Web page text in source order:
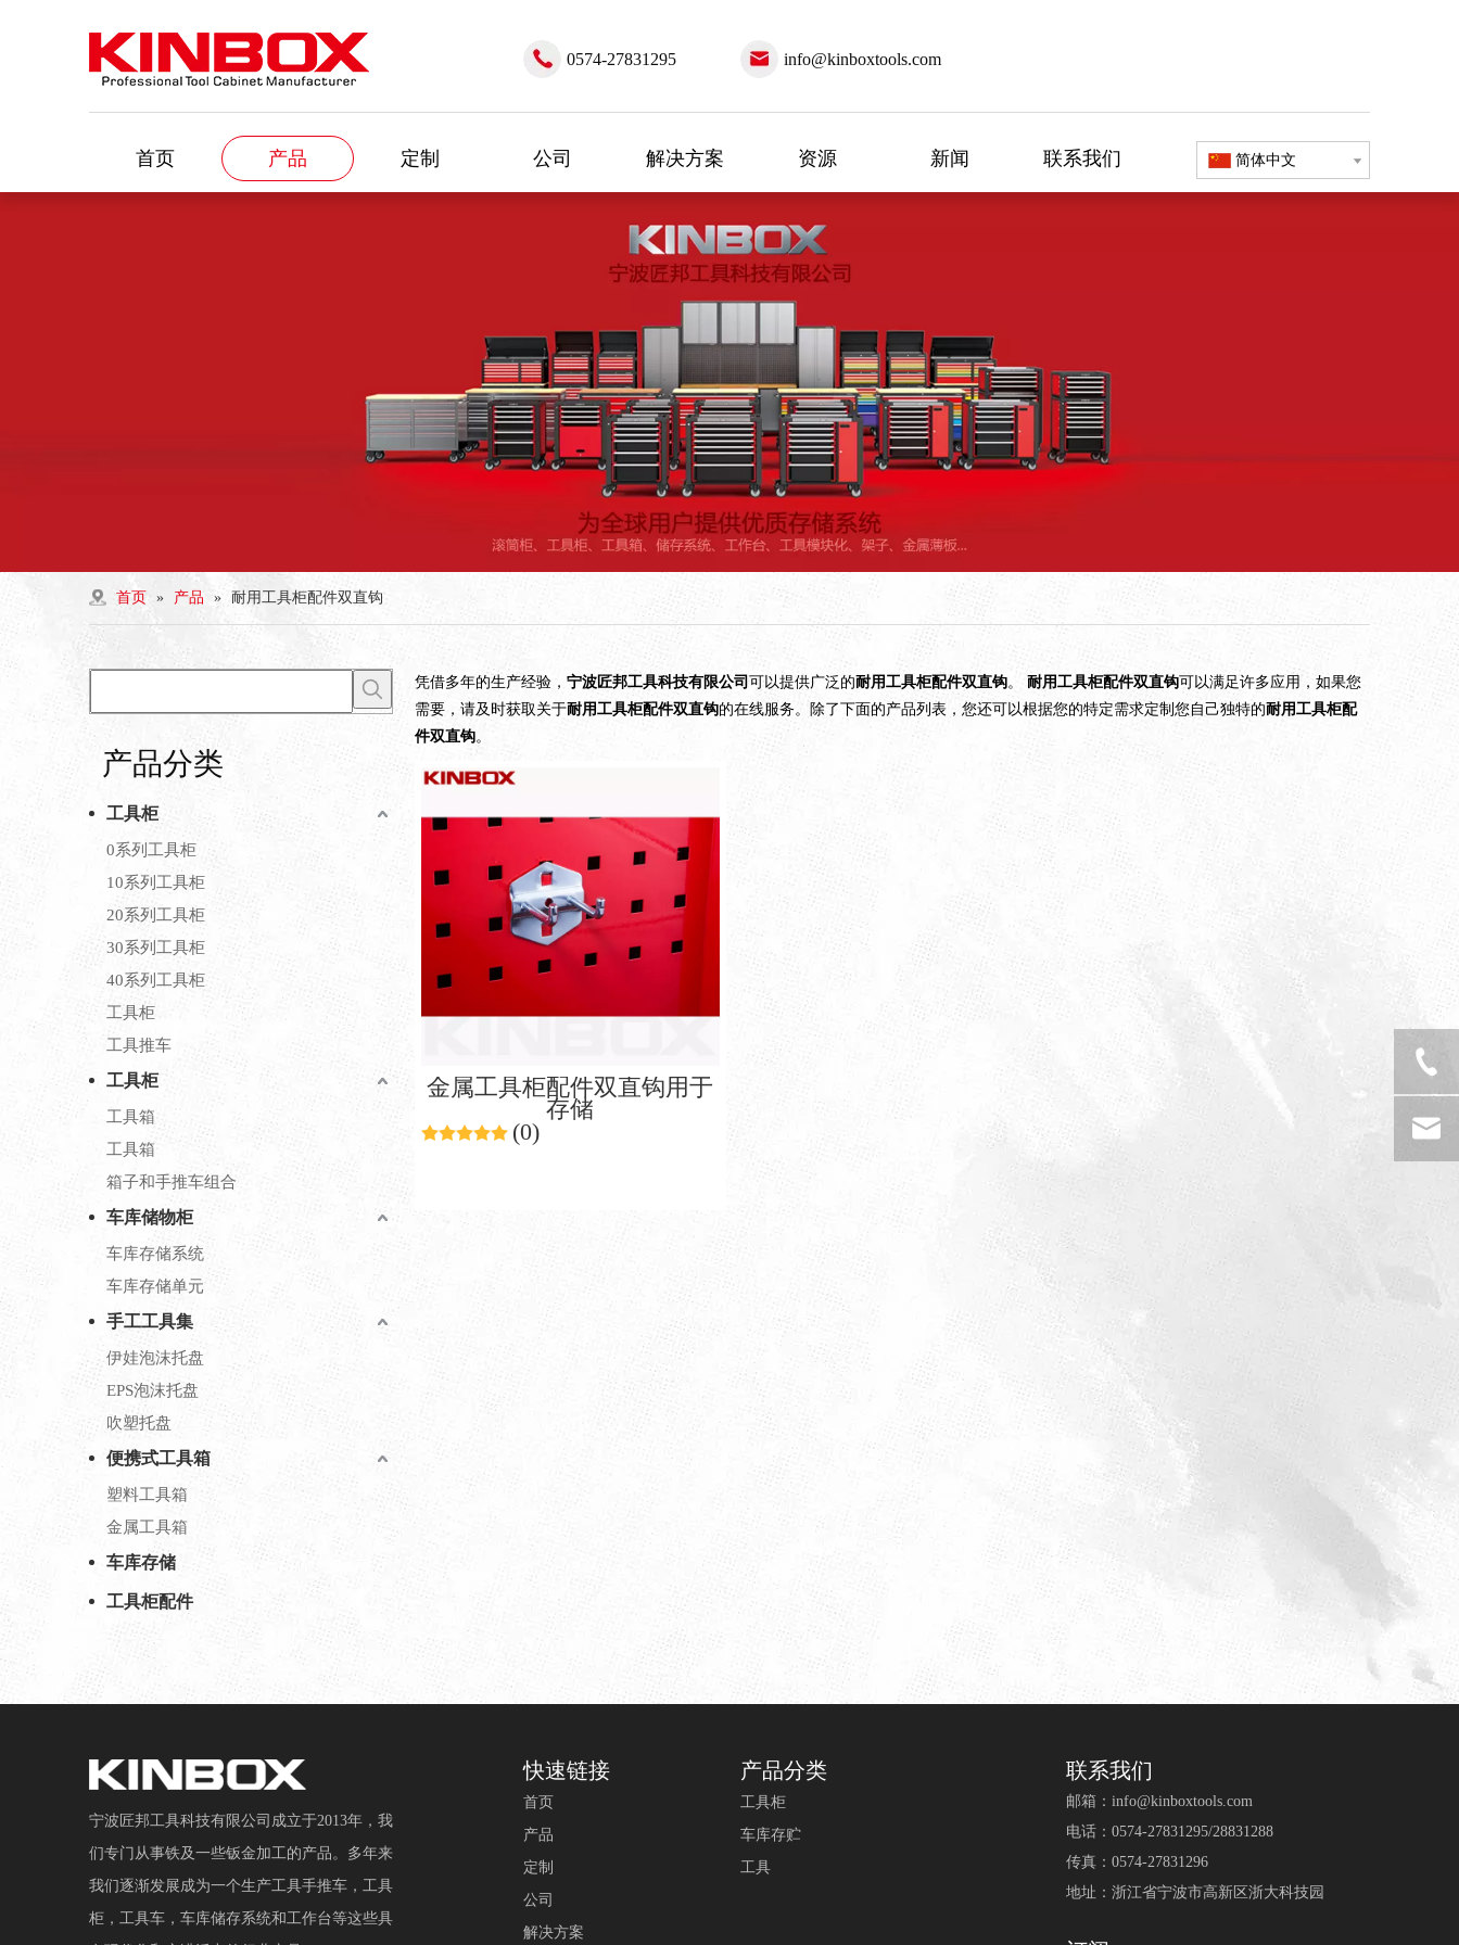
0574-27831295 info@kinboxtools.com
首页 产品 定制 公司 解决方案 资源 新闻 联系我们 简体中文
首页 » 产品 » 耐用工具柜配件双直钩
产品分类
工具柜
0系列工具柜
10系列工具柜
20系列工具柜
30系列工具柜
40系列工具柜
工具柜
工具推车
工具柜
工具箱
工具箱
箱子和手推车组合
车库储物柜
车库存储系统
车库存储单元
手工工具集
伊娃泡沫托盘
EPS泡沫托盘
吹塑托盘
便携式工具箱
塑料工具箱
金属工具箱
车库存储
工具柜配件
凭借多年的生产经验， 宁波匠邦工具科技有限公司 可以提供广泛的耐用工具柜配件双直钩。 耐用工具柜配件双直钩可以满足许多应用，如果您
需要，请及时获取关于耐用工具柜配件双直钩的在线服务。除了下面的产品列表，您还可以根据您的特定需求定制您自己独特的耐用工具柜配
件双直钩。
金属工具柜配件双直钩用于
存储
(0)
宁波匠邦工具科技有限公司成立于2013年，我
们专门从事铁及一些钣金加工的产品。多年来
我们逐渐发展成为一个生产工具手推车，工具
柜，工具车，车库储存系统和工作台等这些具
快速链接
首页
产品
定制
公司
解决方案
产品分类
工具柜
车库存贮
工具
联系我们
邮箱： info@kinboxtools.com
电话：0574-27831295/28831288
传真：0574-27831296
地址：浙江省宁波市高新区浙大科技园